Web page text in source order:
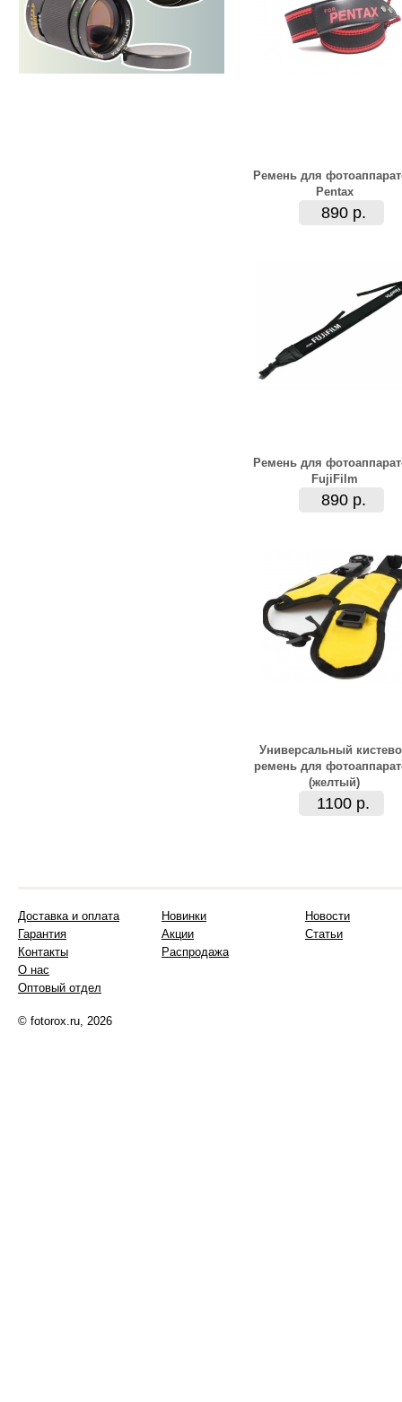
Ремень для
Pentax
890 р.
Ремень для
FujiFilm
890 р.
Универсальный
ремень для
(желтый)
1100 р.
Доставка и оплата
Гарантия
Контакты
О нас
Оптовый отдел
Новинки
Акции
Распродажа
Новости
Статьи
© fotorox.ru, 2026